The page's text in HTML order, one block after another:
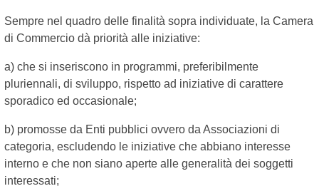
Sempre nel quadro delle finalità sopra individuate, la Camera
di Commercio dà priorità alle iniziative:
a) che si inseriscono in programmi, preferibilmente
pluriennali, di sviluppo, rispetto ad iniziative di carattere
sporadico ed occasionale;
b) promosse da Enti pubblici ovvero da Associazioni di
categoria, escludendo le iniziative che abbiano interesse
interno e che non siano aperte alle generalità dei soggetti
interessati;